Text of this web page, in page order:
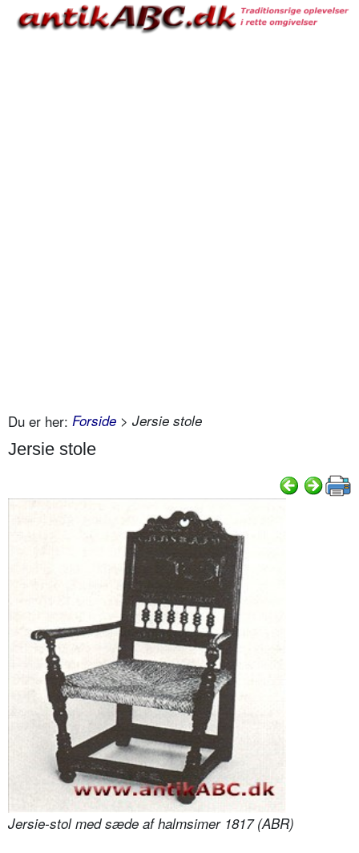
Du er her: Forside > Jersie stole
Jersie stole
Jersie-stol med sæde af halmsimer 1817 (ABR)